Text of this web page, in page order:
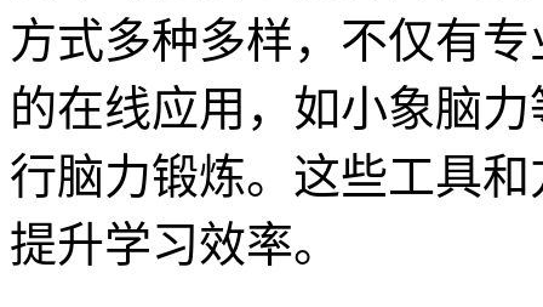
方式多种多样，不仅有
的在线应用，如小象脑
行脑力锻炼。这些工具
提升学习效率。